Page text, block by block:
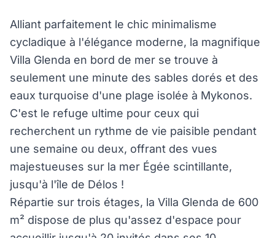
Alliant parfaitement le chic minimalisme
cycladique à l'élégance moderne, la magnifique
Villa Glenda en bord de mer se trouve à
seulement une minute des sables dorés et des
eaux turquoise d'une plage isolée à Mykonos.
C'est le refuge ultime pour ceux qui
recherchent un rythme de vie paisible pendant
une semaine ou deux, offrant des vues
majestueuses sur la mer Égée scintillante,
jusqu'à l'île de Délos !
Répartie sur trois étages, la Villa Glenda de 600
m² dispose de plus qu'assez d'espace pour